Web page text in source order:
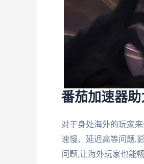
番茄加速器
对于身处海外的玩家
速慢、延迟高等问题,
问题,让海外玩家也能